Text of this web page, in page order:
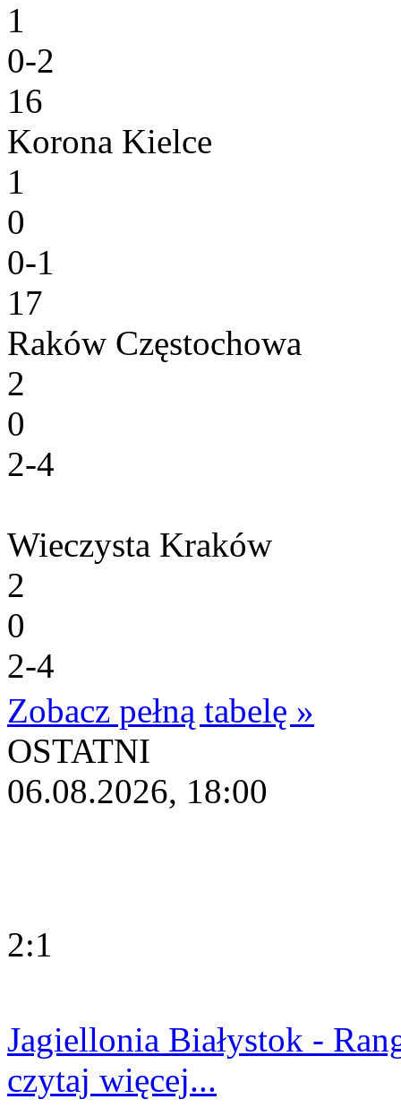
1
0-2
16
Korona Kielce
1
0
0-1
17
Raków Częstochowa
2
0
2-4
Wieczysta Kraków
2
0
2-4
Zobacz pełną tabelę »
OSTATNI
06.08.2026, 18:00
2:1
Jagiellonia Białystok -
czytaj więcej...